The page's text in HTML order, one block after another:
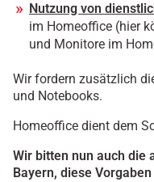
Nutzung von
im Homeoffice (hier
und Monitore im
Wir fordern zusätzlich
und Notebooks.
Homeoffice dient dem
Wir bitten nun auch die
Bayern, diese